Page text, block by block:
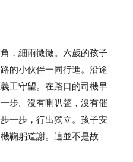
細雨微微。六歲的孩子
的小伙伴一同行進。沿途
工守望。在路口的司機早
步。沒有喇叭聲，沒有催
一步，行出獨立。孩子安
鞠躬道謝。這並不是故